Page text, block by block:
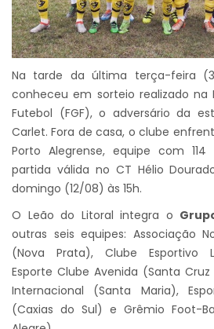
Na tarde da última terça-feira
conheceu em sorteio realizado na
Futebol (FGF), o adversário da
Carlet. Fora de casa, o clube
Porto Alegrense, equipe com
partida válida no CT Hélio
domingo (12/08) às 15h.
O Leão do Litoral integra o
outras seis equipes: Associação
(Nova Prata), Clube Esportivo
Esporte Clube Avenida (Santa
Internacional (Santa Maria),
(Caxias do Sul) e Grêmio Foot-